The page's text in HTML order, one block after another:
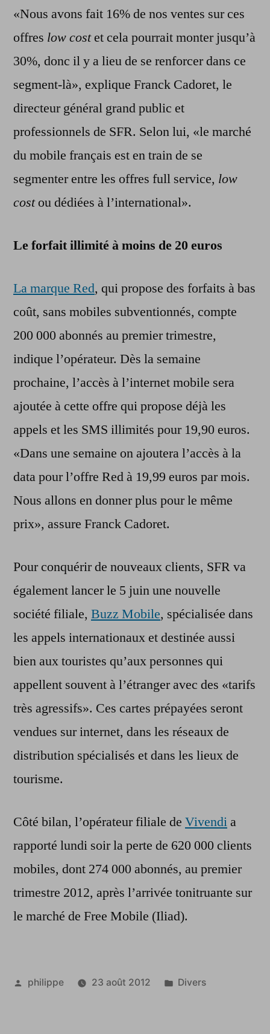
«Nous avons fait 16% de nos ventes sur ces
offres low costet cela pourrait monter jusqu’à
30%, donc il y a lieu de se renforcer dans ce
segment-là», explique Franck Cadoret, le
directeur général grand public et
professionnels de SFR. Selon lui, «le marché
du mobile français est en train de se
segmenter entre les offres full service, low
costou dédiées à l’international».
Le forfait illimité à moins de 20 euros
La marque Red, qui propose des forfaits à bas
coût, sans mobiles subventionnés, compte
200 000 abonnés au premier trimestre,
indique l’opérateur. Dès la semaine
prochaine, l’accès à l’internet mobile sera
ajoutée à cette offre qui propose déjà les
appels et les SMS illimités pour 19,90 euros.
«Dans une semaine on ajoutera l’accès à la
data pour l’offre Red à 19,99 euros par mois.
Nous allons en donner plus pour le même
prix», assure Franck Cadoret.
Pour conquérir de nouveaux clients, SFR va
également lancer le 5 juin une nouvelle
société filiale, Buzz Mobile, spécialisée dans
les appels internationaux et destinée aussi
bien aux touristes qu’aux personnes qui
appellent souvent à l’étranger avec des «tarifs
très agressifs». Ces cartes prépayées seront
vendues sur internet, dans les réseaux de
distribution spécialisés et dans les lieux de
tourisme.
Côté bilan, l’opérateur filiale de Vivendia
rapporté lundi soir la perte de 620 000 clients
mobiles, dont 274 000 abonnés, au premier
trimestre 2012, après l’arrivée tonitruante sur
le marché de Free Mobile (Iliad).
Publié
philippe 23 août 2012
Publié
Divers